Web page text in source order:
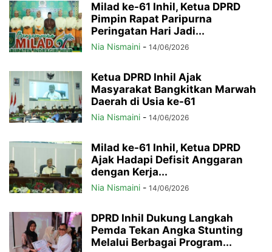
Milad ke-61 Inhil, Ketua DPRD
Pimpin Rapat Paripurna
Peringatan Hari Jadi...
Nia Nismaini - 14/06/2026
Ketua DPRD Inhil Ajak
Masyarakat Bangkitkan Marwah
Daerah di Usia ke-61
Nia Nismaini - 14/06/2026
Milad ke-61 Inhil, Ketua DPRD
Ajak Hadapi Defisit Anggaran
dengan Kerja...
Nia Nismaini - 14/06/2026
DPRD Inhil Dukung Langkah
Pemda Tekan Angka Stunting
Melalui Berbagai Program...